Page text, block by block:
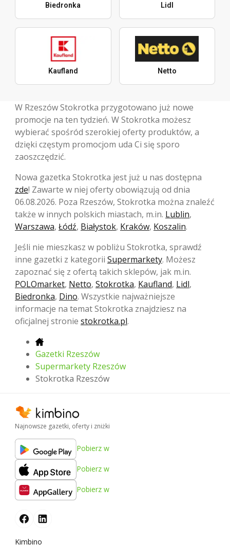
Biedronka Lidl
Kaufland Netto
W Rzeszów Stokrotka przygotowano już nowe
promocje na ten tydzień. W Stokrotka możesz
wybierać spośród szerokiej oferty produktów, a
dzięki częstym promocjom uda Ci się sporo
zaoszczędzić.
Nowa gazetka Stokrotka jest już u nas dostępna
zde! Zawarte w niej oferty obowiązują od dnia
06.08.2026. Poza Rzeszów, Stokrotka można znaleźć
także w innych polskich miastach, m.in. Lublin,
Warszawa, Łódź, Białystok, Kraków, Koszalin.
Jeśli nie mieszkasz w pobliżu Stokrotka, sprawdź
inne gazetki z kategorii Supermarkety. Możesz
zapoznać się z ofertą takich sklepów, jak m.in.
POLOmarket, Netto, Stokrotka, Kaufland, Lidl,
Biedronka, Dino. Wszystkie najważniejsze
informacje na temat Stokrotka znajdziesz na
oficjalnej stronie stokrotka.pl.
Gazetki Rzeszów
Supermarkety Rzeszów
Stokrotka Rzeszów
Najnowsze gazetki, oferty i zniżki
Pobierz w
Pobierz w
Pobierz w
Kimbino